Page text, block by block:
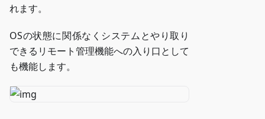
れます。
OSの状態に関係なくシステムとやり取り
できるリモート管理機能への入り口として
も機能します。